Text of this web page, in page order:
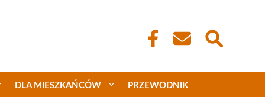
DLA MIESZKAŃCÓW PRZEWODNIK